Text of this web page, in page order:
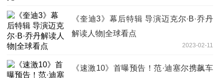
《奎迪3》幕后特辑 导演迈克尔·B·乔丹
解读人物|全球看点
2023-02-11
《速激10》首曝预告！范·迪塞尔携飙车